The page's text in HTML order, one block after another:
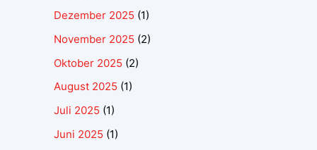
Dezember 2025 (1)
November 2025 (2)
Oktober 2025 (2)
August 2025 (1)
Juli 2025 (1)
Juni 2025 (1)